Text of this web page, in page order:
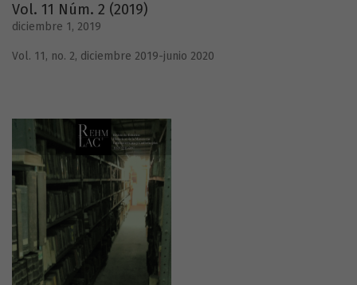
Vol. 11 Núm. 2 (2019)
diciembre 1, 2019
Vol. 11, no. 2, diciembre 2019-junio 2020